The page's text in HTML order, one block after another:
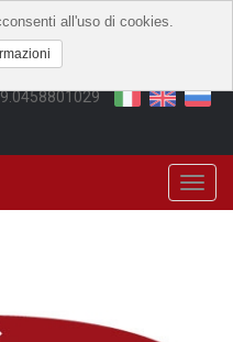
all'uso di cookies.